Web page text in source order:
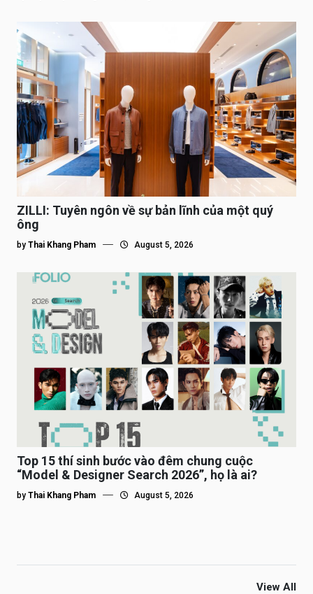
ZILLI: Tuyên ngôn về sự bản lĩnh của một quý
ông
by Thai Khang Pham August 5, 2026
Top 15 thí sinh bước vào đêm chung cuộc
“Model & Designer Search 2026”, họ là ai?
by Thai Khang Pham August 5, 2026
View All